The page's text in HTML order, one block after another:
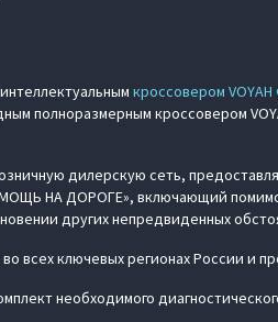
кроссовером
полноразмерным кроссовером
дилерскую сеть,
НА ДОРОГЕ», включающий
других непредвиденных
всех ключевых регионах России и
необходимого